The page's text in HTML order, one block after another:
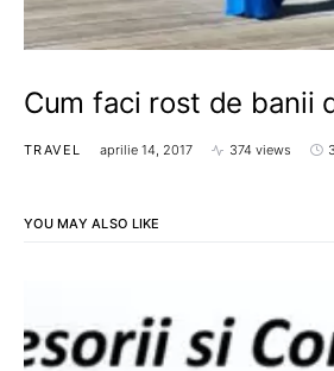
Cum faci rost de banii
TRAVEL aprilie 14, 2017 374 views
YOU MAY ALSO LIKE